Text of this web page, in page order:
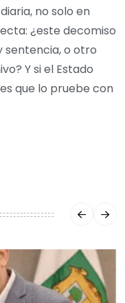
no solo en
¿este decomiso
sentencia, o otro
Y si el Estado
que lo pruebe con